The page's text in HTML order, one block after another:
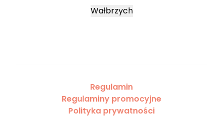
Wałbrzych
Regulamin
Regulaminy promocyjne
Polityka prywatności